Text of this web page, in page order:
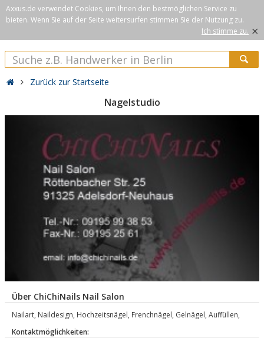
Axxus.de verwendet Cookies, um Ihnen den bestmöglichen Service zu
bieten. Wenn Sie auf der Seite weitersurfen stimmen Sie der Nutzung zu.
Ich stimme zu. ×
Zurück zur Startseite
Nagelstudio
Über ChiChiNails Nail Salon
Nailart, Naildesign, Hochzeitsnägel, Frenchnägel, Gelnägel, Auffüllen,
Kontaktmöglichkeiten: